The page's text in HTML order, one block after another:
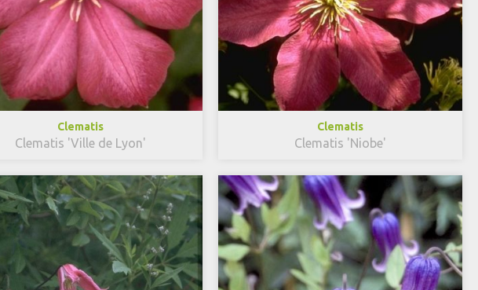
Clematis
Clematis 'Ville de Lyon'
Clematis
Clematis 'Niobe'